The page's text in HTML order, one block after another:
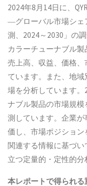
2024年8月14日に、
―グローバル市場シェ
測、2024～2030」の
カラーチューナブル
売上高、収益、価格
ています。また、地
場を分析しています
ナブル製品の市場規
測しています。企業
価し、市場ポジショ
関連する情報に基づ
立つ定量的・定性的分
本レポートで得られる